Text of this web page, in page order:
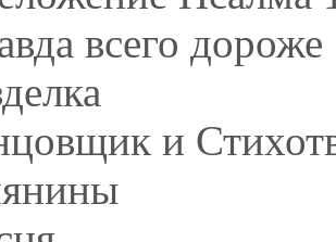
всего дороже
и